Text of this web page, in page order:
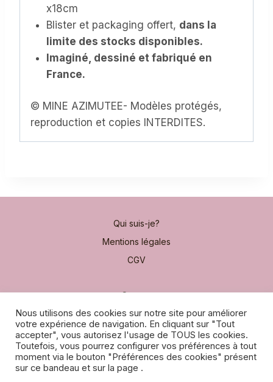
x18cm
Blister et packaging offert, dans la
limite des stocks disponibles.
Imaginé, dessiné et fabriqué en
France.
© MINE AZIMUTEE- Modèles protégés,
reproduction et copies INTERDITES.
Qui suis-je?
Mentions légales
CGV
Contact
Moyens de paiement
Frais de port
Points fidélité
Nous utilisons des cookies sur notre site pour améliorer
votre expérience de navigation. En cliquant sur "Tout
accepter", vous autorisez l'usage de TOUS les cookies.
Toutefois, vous pourrez configurer vos préférences à tout
moment via le bouton "Préférences des cookies" présent
sur ce bandeau et sur la page .